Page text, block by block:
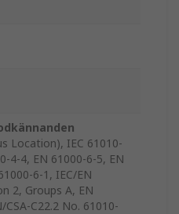
Location), IEC 61010-
4-4, EN 61000-6-5, EN
6-1, IEC/EN
2, Groups A, EN
CSA-C22.2 No. 61010-